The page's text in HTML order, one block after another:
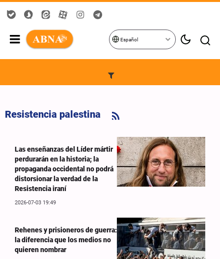
Español
Resistencia palestina
Las enseñanzas del Líder mártir
perdurarán en la historia; la
propaganda occidental no podrá
distorsionar la verdad de la
Resistencia iraní
2026-07-03 19:49
Rehenes y prisioneros de guerra:
la diferencia que los medios no
quieren nombrar